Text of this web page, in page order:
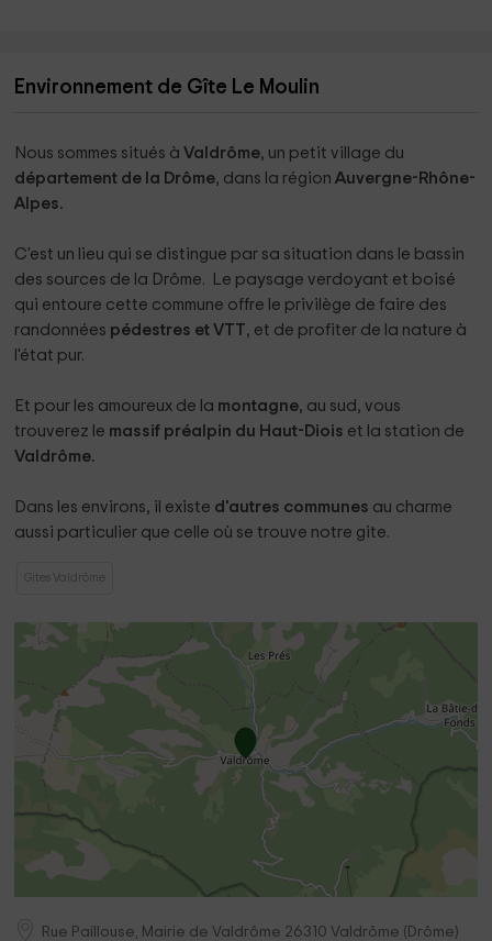
Environnement de Gîte Le Moulin
Nous sommes situés à Valdrôme, un petit village du
département de la Drôme, dans la régionAuvergne-Rhône-
Alpes.
C'est un lieu qui se distingue par sa situation dans le bassin
des sources de la Drôme. Le paysage verdoyant et boisé
qui entoure cette commune offre le privilège de faire des
randonnées pédestres et VTT, et de profiter de la nature à
l'état pur.
Et pour les amoureux de la montagne, au sud, vous
trouverez le massif préalpin du Haut-Diois et la station de
Valdrôme.
Dans les environs, il existe d'autres communes au charme
aussi particulier que celle où se trouve notre gite.
Gites Valdrôme
Rue Paillouse, Mairie de Valdrôme 26310 Valdrôme ( Drôme)